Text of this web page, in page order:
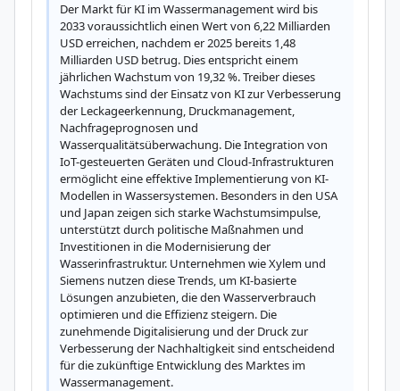
Der Markt für KI im Wassermanagement wird bis
2033 voraussichtlich einen Wert von 6,22 Milliarden
USD erreichen, nachdem er 2025 bereits 1,48
Milliarden USD betrug. Dies entspricht einem
jährlichen Wachstum von 19,32 %. Treiber dieses
Wachstums sind der Einsatz von KI zur Verbesserung
der Leckageerkennung, Druckmanagement,
Nachfrageprognosen und
Wasserqualitätsüberwachung. Die Integration von
IoT-gesteuerten Geräten und Cloud-Infrastrukturen
ermöglicht eine effektive Implementierung von KI-
Modellen in Wassersystemen. Besonders in den USA
und Japan zeigen sich starke Wachstumsimpulse,
unterstützt durch politische Maßnahmen und
Investitionen in die Modernisierung der
Wasserinfrastruktur. Unternehmen wie Xylem und
Siemens nutzen diese Trends, um KI-basierte
Lösungen anzubieten, die den Wasserverbrauch
optimieren und die Effizienz steigern. Die
zunehmende Digitalisierung und der Druck zur
Verbesserung der Nachhaltigkeit sind entscheidend
für die zukünftige Entwicklung des Marktes im
Wassermanagement.